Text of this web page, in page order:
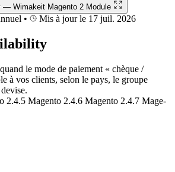
• Mis à jour le 17 juil. 2026
le mode de paiement « chèque /
à vos clients, selon le pays, le groupe
2.4.5 Magento 2.4.6 Magento 2.4.7 Mage-